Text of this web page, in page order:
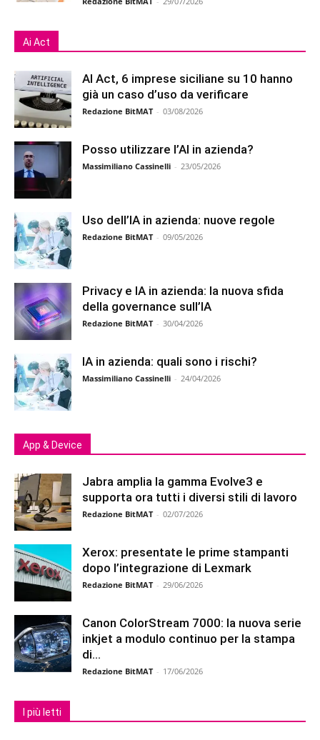
Ai Act
AI Act, 6 imprese siciliane su 10 hanno
già un caso d’uso da verificare
Redazione BitMAT - 03/08/2026
Posso utilizzare l’AI in azienda?
Massimiliano Cassinelli - 23/05/2026
Uso dell’IA in azienda: nuove regole
Redazione BitMAT - 09/05/2026
Privacy e IA in azienda: la nuova sfida
della governance sull’IA
Redazione BitMAT - 30/04/2026
IA in azienda: quali sono i rischi?
Massimiliano Cassinelli - 24/04/2026
App & Device
Jabra amplia la gamma Evolve3 e
supporta ora tutti i diversi stili di lavoro
Redazione BitMAT - 02/07/2026
Xerox: presentate le prime stampanti
dopo l’integrazione di Lexmark
Redazione BitMAT - 29/06/2026
Canon ColorStream 7000: la nuova serie
inkjet a modulo continuo per la stampa
di...
Redazione BitMAT - 17/06/2026
I più letti